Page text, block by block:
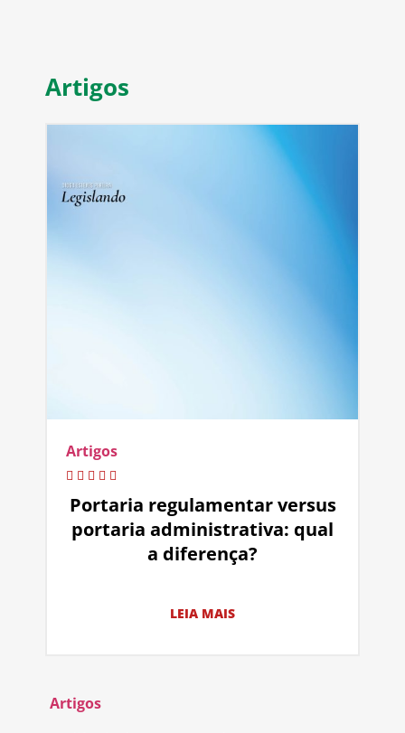
Artigos
Artigos
Portaria regulamentar versus
portaria administrativa: qual
a diferença?
LEIA MAIS
Artigos